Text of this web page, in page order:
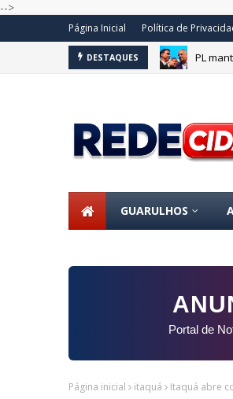
-->
Página Inicial Política de
DESTAQUES PL
GUARULHOS
Portal de
Página inicial itaquá Itaquá abre